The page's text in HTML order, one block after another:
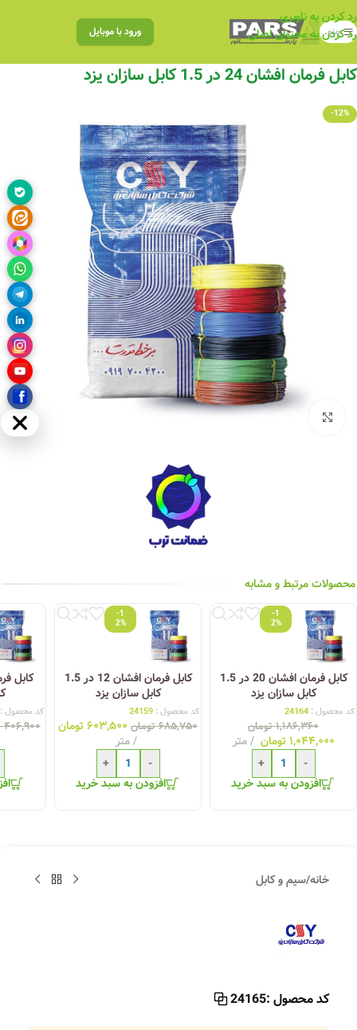
رد کردن به ناوبری
رد کردن به محتوای اصلی
منو ورود با موبایل
کابل فرمان افشان 24 در 1.5 کابل سازان یزد
-12%
بزرگنمایی تصویر
محصولات مرتبط و مشابه
-1
2%
کابل فرمان افشان 20 در 1.5
کابل سازان یزد
کد محصول : 24164
۱,۱۸۶,۳۶۰ تومان
۱,۰۴۴,۰۰۰ تومان
متر
-
+
افزودن به سبد خرید
-1
2%
کابل فرمان افشان 12 در 1.5
کابل سازان یزد
کد محصول : 24159
۶۸۵,۷۵۰ تومان ۶۰۳,۵۰۰تومان
متر
-
+
افزودن به سبد خرید
کد محصول
۴۰۶,۹۰۰
خانه/سیم و کابل
کد محصول :24165